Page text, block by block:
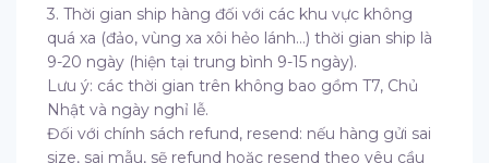
3. Thời gian ship hàng đối với các khu vực không
quá xa (đảo, vùng xa xôi hẻo lánh…) thời gian ship là
9-20 ngày (hiện tại trung bình 9-15 ngày).
Lưu ý: các thời gian trên không bao gồm T7, Chủ
Nhật và ngày nghỉ lễ.
Đối với chính sách refund, resend: nếu hàng gửi sai
size, sai mẫu, sẽ refund hoặc resend theo yêu cầu